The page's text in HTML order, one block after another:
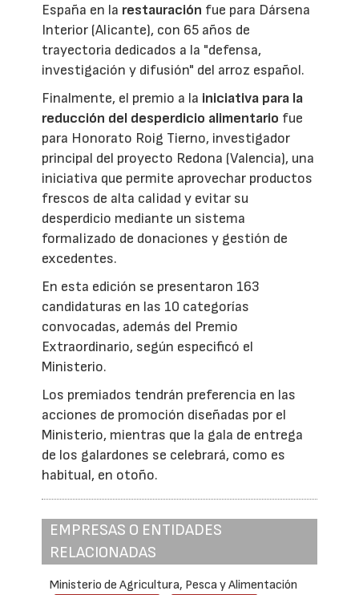
España en la restauración fue para Dársena
Interior (Alicante), con 65 años de
trayectoria dedicados a la "defensa,
investigación y difusión" del arroz español.
Finalmente, el premio a la iniciativa para la
reducción del desperdicio alimentario fue
para Honorato Roig Tierno, investigador
principal del proyecto Redona (Valencia), una
iniciativa que permite aprovechar productos
frescos de alta calidad y evitar su
desperdicio mediante un sistema
formalizado de donaciones y gestión de
excedentes.
En esta edición se presentaron 163
candidaturas en las 10 categorías
convocadas, además del Premio
Extraordinario, según especificó el
Ministerio.
Los premiados tendrán preferencia en las
acciones de promoción diseñadas por el
Ministerio, mientras que la gala de entrega
de los galardones se celebrará, como es
habitual, en otoño.
EMPRESAS O ENTIDADES
RELACIONADAS
Ministerio de Agricultura, Pesca y Alimentación